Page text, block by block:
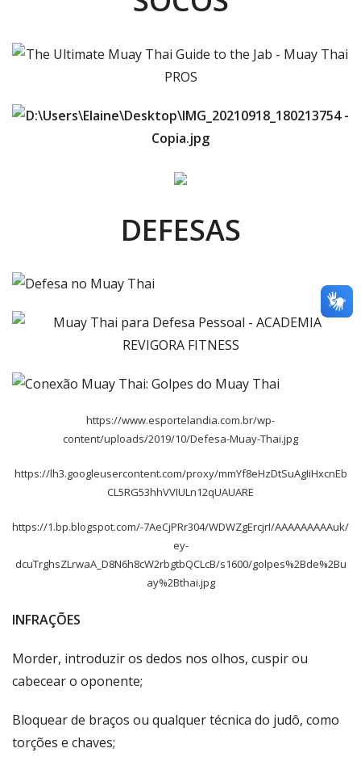
DEFESAS
https://www.esportelandia.com.br/wp-
content/uploads/2019/10/Defesa-Muay-Thai.jpg
https://lh3.googleusercontent.com/proxy/mmYf8eHzDtSuAgIiHxcnEb
CL5RG53hhVVIULn12qUAUARE
https://1.bp.blogspot.com/-7AeCjPRr304/WDWZgErcjrI/AAAAAAAAAuk/
ey-
dcuTrghsZLrwaA_D8N6h8cW2rbgtbQCLcB/s1600/golpes%2Bde%2Bu
ay%2Bthai.jpg
INFRAÇÕES
Morder, introduzir os dedos nos olhos, cuspir ou
cabecear o oponente;
Bloquear de braços ou qualquer técnica do judô, como
torções e chaves;